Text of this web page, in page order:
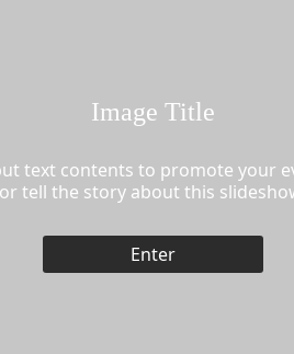
Image Title
contents to promote your event,
the story about this slideshow.
Enter